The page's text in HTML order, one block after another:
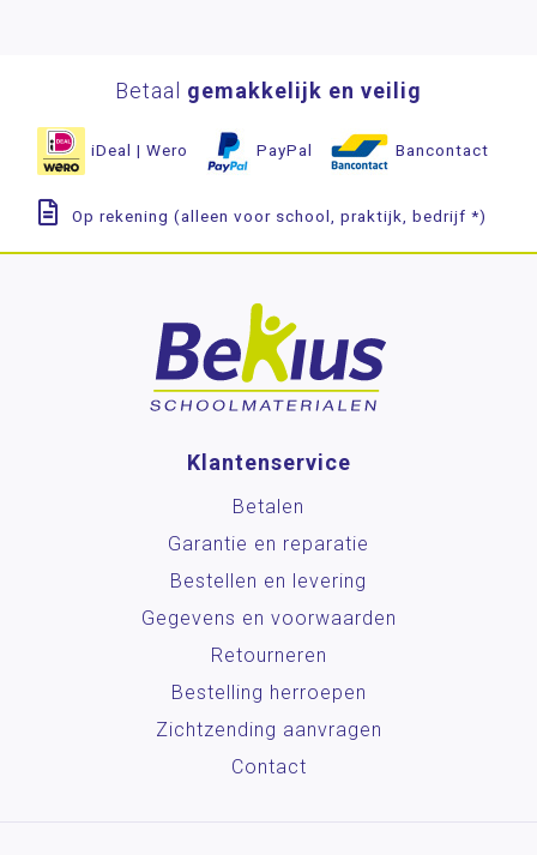
Betaal gemakkelijk en veilig
iDeal | Wero PayPal Bancontact
Op rekening (alleen voor school, praktijk, bedrijf *)
Klantenservice
Betalen
Garantie en reparatie
Bestellen en levering
Gegevens en voorwaarden
Retourneren
Bestelling herroepen
Zichtzending aanvragen
Contact